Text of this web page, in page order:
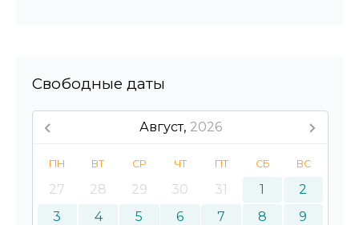
Свободные даты
Август, 2026
ПН ВТ СР ЧТ ПТ СБ ВС
27 28 29 30 31 1
2
3
4 5 6 7 8
9